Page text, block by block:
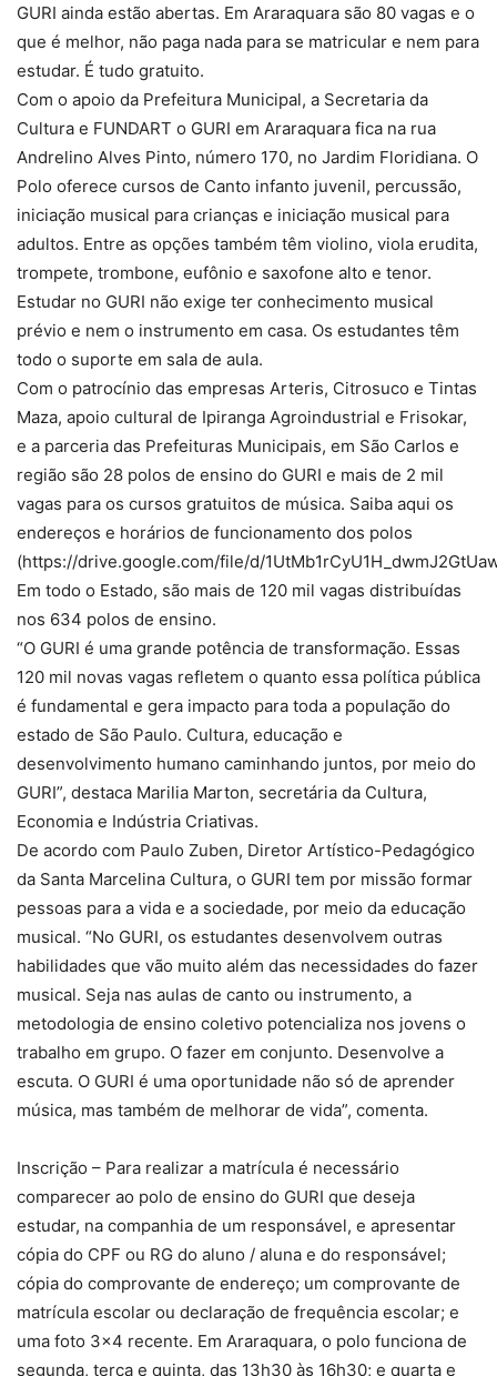
GURI ainda estão abertas. Em Araraquara são 80 vagas e o
que é melhor, não paga nada para se matricular e nem para
estudar. É tudo gratuito.
Com o apoio da Prefeitura Municipal, a Secretaria da
Cultura e FUNDART o GURI em Araraquara fica na rua
Andrelino Alves Pinto, número 170, no Jardim Floridiana. O
Polo oferece cursos de Canto infanto juvenil, percussão,
iniciação musical para crianças e iniciação musical para
adultos. Entre as opções também têm violino, viola erudita,
trompete, trombone, eufônio e saxofone alto e tenor.
Estudar no GURI não exige ter conhecimento musical
prévio e nem o instrumento em casa. Os estudantes têm
todo o suporte em sala de aula.
Com o patrocínio das empresas Arteris, Citrosuco e Tintas
Maza, apoio cultural de Ipiranga Agroindustrial e Frisokar,
e a parceria das Prefeituras Municipais, em São Carlos e
região são 28 polos de ensino do GURI e mais de 2 mil
vagas para os cursos gratuitos de música. Saiba aqui os
endereços e horários de funcionamento dos polos
(https://drive.google.com/file/d/
Em todo o Estado, são mais de 120 mil vagas distribuídas
nos 634 polos de ensino.
“O GURI é uma grande potência de transformação. Essas
120 mil novas vagas refletem o quanto essa política pública
é fundamental e gera impacto para toda a população do
estado de São Paulo. Cultura, educação e
desenvolvimento humano caminhando juntos, por meio do
GURI”, destaca Marilia Marton, secretária da Cultura,
Economia e Indústria Criativas.
De acordo com Paulo Zuben, Diretor Artístico-Pedagógico
da Santa Marcelina Cultura, o GURI tem por missão formar
pessoas para a vida e a sociedade, por meio da educação
musical. “No GURI, os estudantes desenvolvem outras
habilidades que vão muito além das necessidades do fazer
musical. Seja nas aulas de canto ou instrumento, a
metodologia de ensino coletivo potencializa nos jovens o
trabalho em grupo. O fazer em conjunto. Desenvolve a
escuta. O GURI é uma oportunidade não só de aprender
música, mas também de melhorar de vida”, comenta.
Inscrição – Para realizar a matrícula é necessário
comparecer ao polo de ensino do GURI que deseja
estudar, na companhia de um responsável, e apresentar
cópia do CPF ou RG do aluno / aluna e do responsável;
cópia do comprovante de endereço; um comprovante de
matrícula escolar ou declaração de frequência escolar; e
uma foto 3×4 recente. Em Araraquara, o polo funciona de
segunda, terça e quinta, das 13h30 às 16h30; e quarta e